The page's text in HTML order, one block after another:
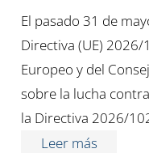
El pasado 31 de
Directiva (UE)
Europeo y del
sobre la lucha
la Directiva 2026/
Leer más